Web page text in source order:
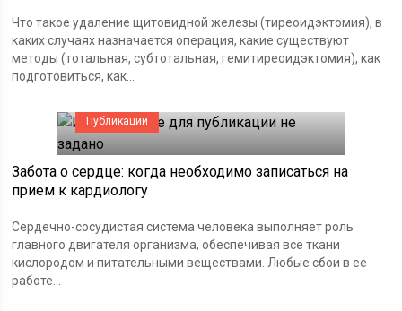
Что такое удаление щитовидной железы (тиреоидэктомия), в
каких случаях назначается операция, какие существуют
методы (тотальная, субтотальная, гемитиреоидэктомия), как
подготовиться, как...
Публикации
Забота о сердце: когда необходимо записаться на
прием к кардиологу
Сердечно-сосудистая система человека выполняет роль
главного двигателя организма, обеспечивая все ткани
кислородом и питательными веществами. Любые сбои в ее
работе...